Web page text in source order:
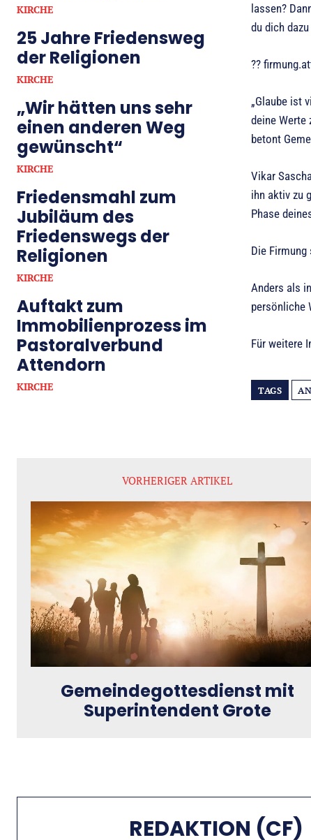
KIRCHE
25 Jahre Friedensweg
der Religionen
KIRCHE
„Wir hätten uns sehr
einen anderen Weg
gewünscht“
KIRCHE
Friedensmahl zum
Jubiläum des
Friedenswegs der
Religionen
KIRCHE
Auftakt zum
Immobilienprozess im
Pastoralverbund
Attendorn
KIRCHE
lassen?
du dich
??
„Glaube ist
deine Werte
betont
Vikar
ihn aktiv zu
Phase
Die
Anders als
persönliche
Für weitere
TAGS
VORHERIGER ARTIKEL
Gemeindegottesdienst mit
Superintendent Grote
REDAKTION (CF)